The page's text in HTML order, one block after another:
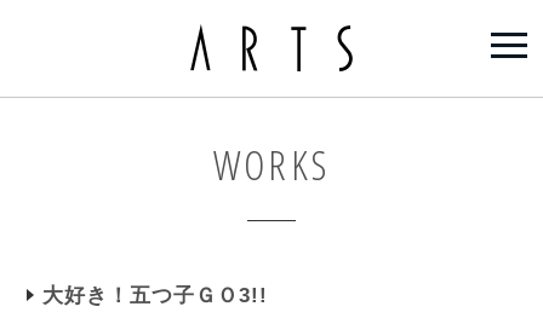
WORKS
大好き！五つ子ＧＯ3!!